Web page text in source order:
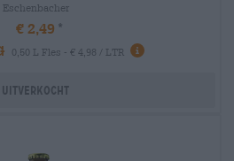
Eschenbacher
€ 2,49
0,50 L Fles - € 4,98 / LTR
Uitverkocht